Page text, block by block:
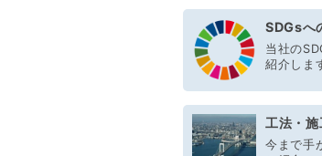
SDGsへ
当社の
紹介しま
工法・施
今まで手